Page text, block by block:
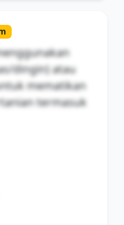
dingin) atau
mematikan
termasuk